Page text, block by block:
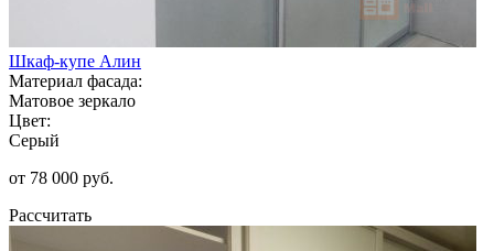
Шкаф-купе Алин
Материал фасада:
Матовое зеркало
Цвет:
Серый
от 78 000 руб.
Рассчитать